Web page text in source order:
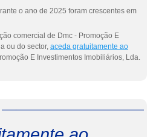
o ano de 2025 foram crescentes em
comercial de Dmc - Promoção E
ou do sector, aceda gratuitamente ao
E Investimentos Imobiliários, Lda.